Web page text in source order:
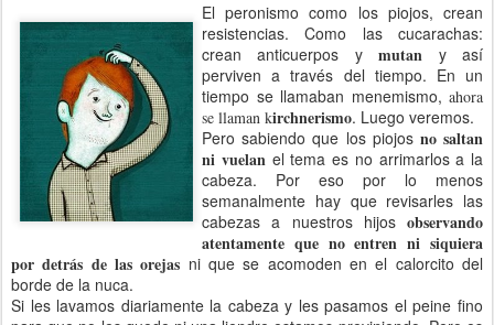
El peronismo como los piojos, crean
resistencias. Como las cucarachas:
crean anticuerpos ymutan y así
perviven a través del tiempo. En un
tiempo se llamaban menemismo, ahora
se llaman kirchnerismo. Luego veremos.
Pero sabiendo que los piojos no saltan
ni vuelanel tema es no arrimarlos a la
cabeza. Por eso por lo menos
semanalmente hay que revisarles las
cabezas a nuestros hijos observando
atentamente que no entren ni siquiera
por detrás de las orejas ni que se acomoden en el calorcito del
borde de la nuca.
Si les lavamos diariamente la cabeza y les pasamos el peine fino